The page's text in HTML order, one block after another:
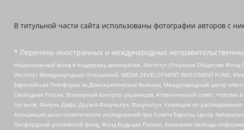
В титульной части сайта использованы фотографии авторов с
* Перечень иностранных и международных
Национальный фонд в поддержку демократии, Институт Открытое Общество
Институт Международных Отношений, MEDIA DEVELOPMENT INVESTMENT FUND,
Европейская Платформа за Демократические Выборы, Международный центр
Свободная Россия, Всемирный конгресс украинцев, Атлантический совет,
органов, Фалунь Дафа, Друзья Фалуньгун, Фалуньгун, Коалиция по
Ассоциация школ политических исследований при Совете Европы, Центр
Оксфордский российский фонд, Фонд Будущее России, Компания свободы